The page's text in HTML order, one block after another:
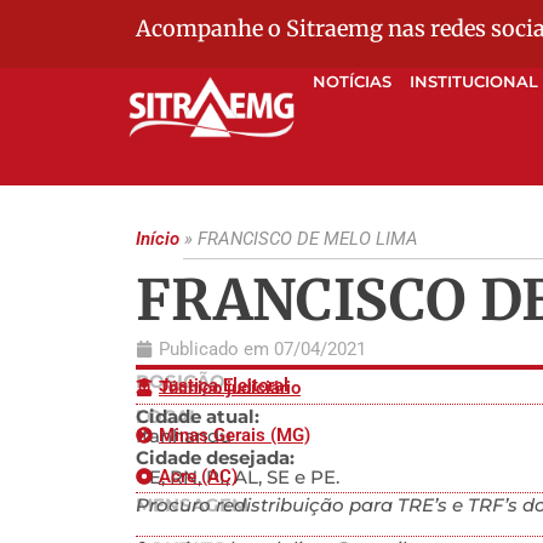
Acompanhe o Sitraemg nas redes
NOTÍCIAS INSTITUCIONAL
Início » FRANCISCO DE MELO LIMA
FRANCISCO
Publicado em 07/04/2021
POSIÇÃO
Justiça Eleitoral
Técnico judiciário
LOCAL
Cidade atual:
Itanhandu
Minas Gerais (MG)
Cidade desejada:
CE, RN, PI, AL, SE e PE.
Acre (AC)
MENSAGEM
Procuro redistribuição para TRE’s e TRF’s